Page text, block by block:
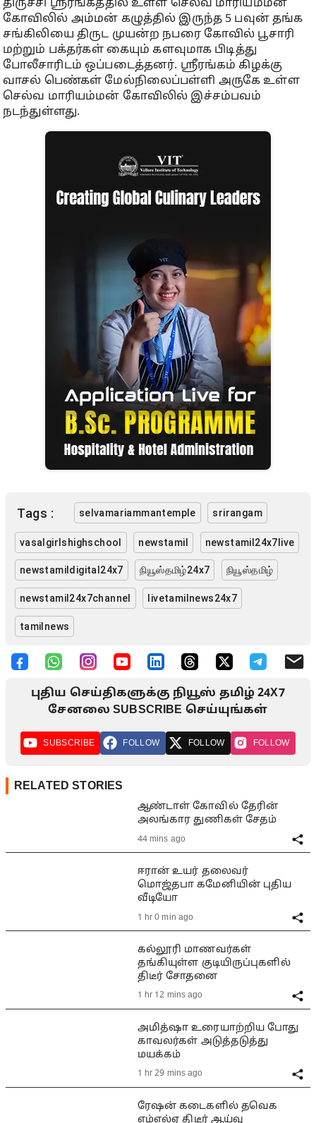
திருச்சி ஸ்ரீரங்கத்தில் உள்ள செல்வ மாரியம்மன்
கோவிலில் அம்மன் கழுத்தில் இருந்த 5 பவுன் தங்க
சங்கிலியை திருட முயன்ற நபரை கோவில் பூசாரி
மற்றும் பக்தர்கள் கையும் களவுமாக பிடித்து
போலீசாரிடம் ஒப்படைத்தனர். ஸ்ரீரங்கம் கிழக்கு
வாசல் பெண்கள் மேல்நிலைப்பள்ளி அருகே உள்ள
செல்வ மாரியம்மன் கோவிலில் இச்சம்பவம்
நடந்துள்ளது.
Tags : selvamariammantemple srirangam
vasalgirlshighschool newstamil newstamil24x7live
newstamildigital24x7 நியூஸ்தமிழ்24x7 நியூஸ்தமிழ்
newstamil24x7channel livetamilnews24x7
tamilnews
புதிய செய்திகளுக்கு நியூஸ் தமிழ் 24X7
சேனலை SUBSCRIBE செய்யுங்கள்
SUBSCRIBE FOLLOW FOLLOW FOLLOW
RELATED STORIES
ஆண்டாள் கோவில் தேரின்
அலங்கார துணிகள் சேதம்
44 mins ago
ஈரான் உயர் தலைவர்
மொஜ்தபா கமேனியின் புதிய
வீடியோ
1 hr 0 min ago
கல்லூரி மாணவர்கள்
தங்கியுள்ள குடியிருப்புகளில்
திடீர் சோதனை
1 hr 12 mins ago
அமித்ஷா உரையாற்றிய போது
காவலர்கள் அடுத்தடுத்து
மயக்கம்
1 hr 29 mins ago
ரேஷன் கடைகளில் தவெக
எம்எல்ஏ திடீர் ஆய்வு